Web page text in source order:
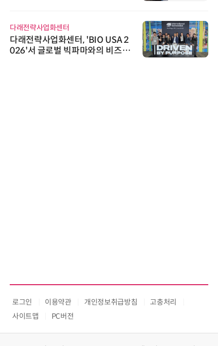
다래전략사업화센터
다래전략사업화센터, 'BIO USA 2
026'서 글로벌 빅파마와의 비즈니
로그인 이용약관 개인정보취급방침
고충처리
사이트맵
PC버전